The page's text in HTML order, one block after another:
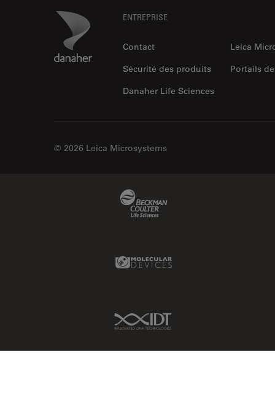
Danaher Logo ENTREPRISE
Contact
Leica
Sécurité des produits
Portails
Danaher Life Sciences
© 2026 Leica Microsystems
Molecular Devices Link
IDT Link